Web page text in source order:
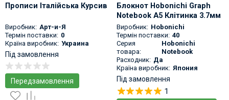
Прописи Італійська Курсив
Виробник: Арт-и-Я
Термін поставки: 0
Країна виробник: Украина
Під замовлення
Передзамовлення
Блокнот Hobonichi Graph
Notebook A5 Клітинка 3.7мм
288с
Виробник: Hobonichi
Термін поставки: 40
Серия
товара:
Hobonichi
Notebook
Расходник: Да
Країна виробник: Япония
Під замовлення
1